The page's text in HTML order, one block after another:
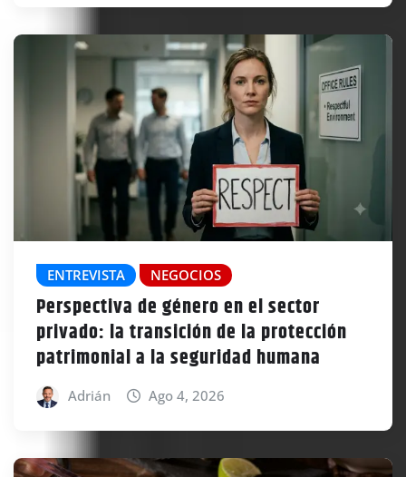
ENTREVISTA NEGOCIOS
Perspectiva de género en el sector
privado: la transición de la protección
patrimonial a la seguridad humana
Adrián Ago 4, 2026